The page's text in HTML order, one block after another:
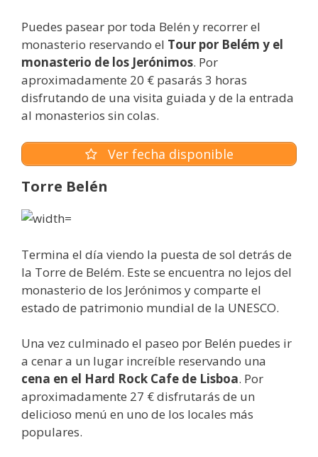
Puedes pasear por toda Belén y recorrer el
monasterio reservando el Tour por Belém y el
monasterio de los Jerónimos. Por
aproximadamente 20 € pasarás 3 horas
disfrutando de una visita guiada y de la entrada
al monasterios sin colas.
Ver fecha disponible
Torre Belén
Termina el día viendo la puesta de sol detrás de
la Torre de Belém. Este se encuentra no lejos del
monasterio de los Jerónimos y comparte el
estado de patrimonio mundial de la UNESCO.
Una vez culminado el paseo por Belén puedes ir
a cenar a un lugar increíble reservando una
cena en el Hard Rock Cafe de Lisboa. Por
aproximadamente 27 € disfrutarás de un
delicioso menú en uno de los locales más
populares.